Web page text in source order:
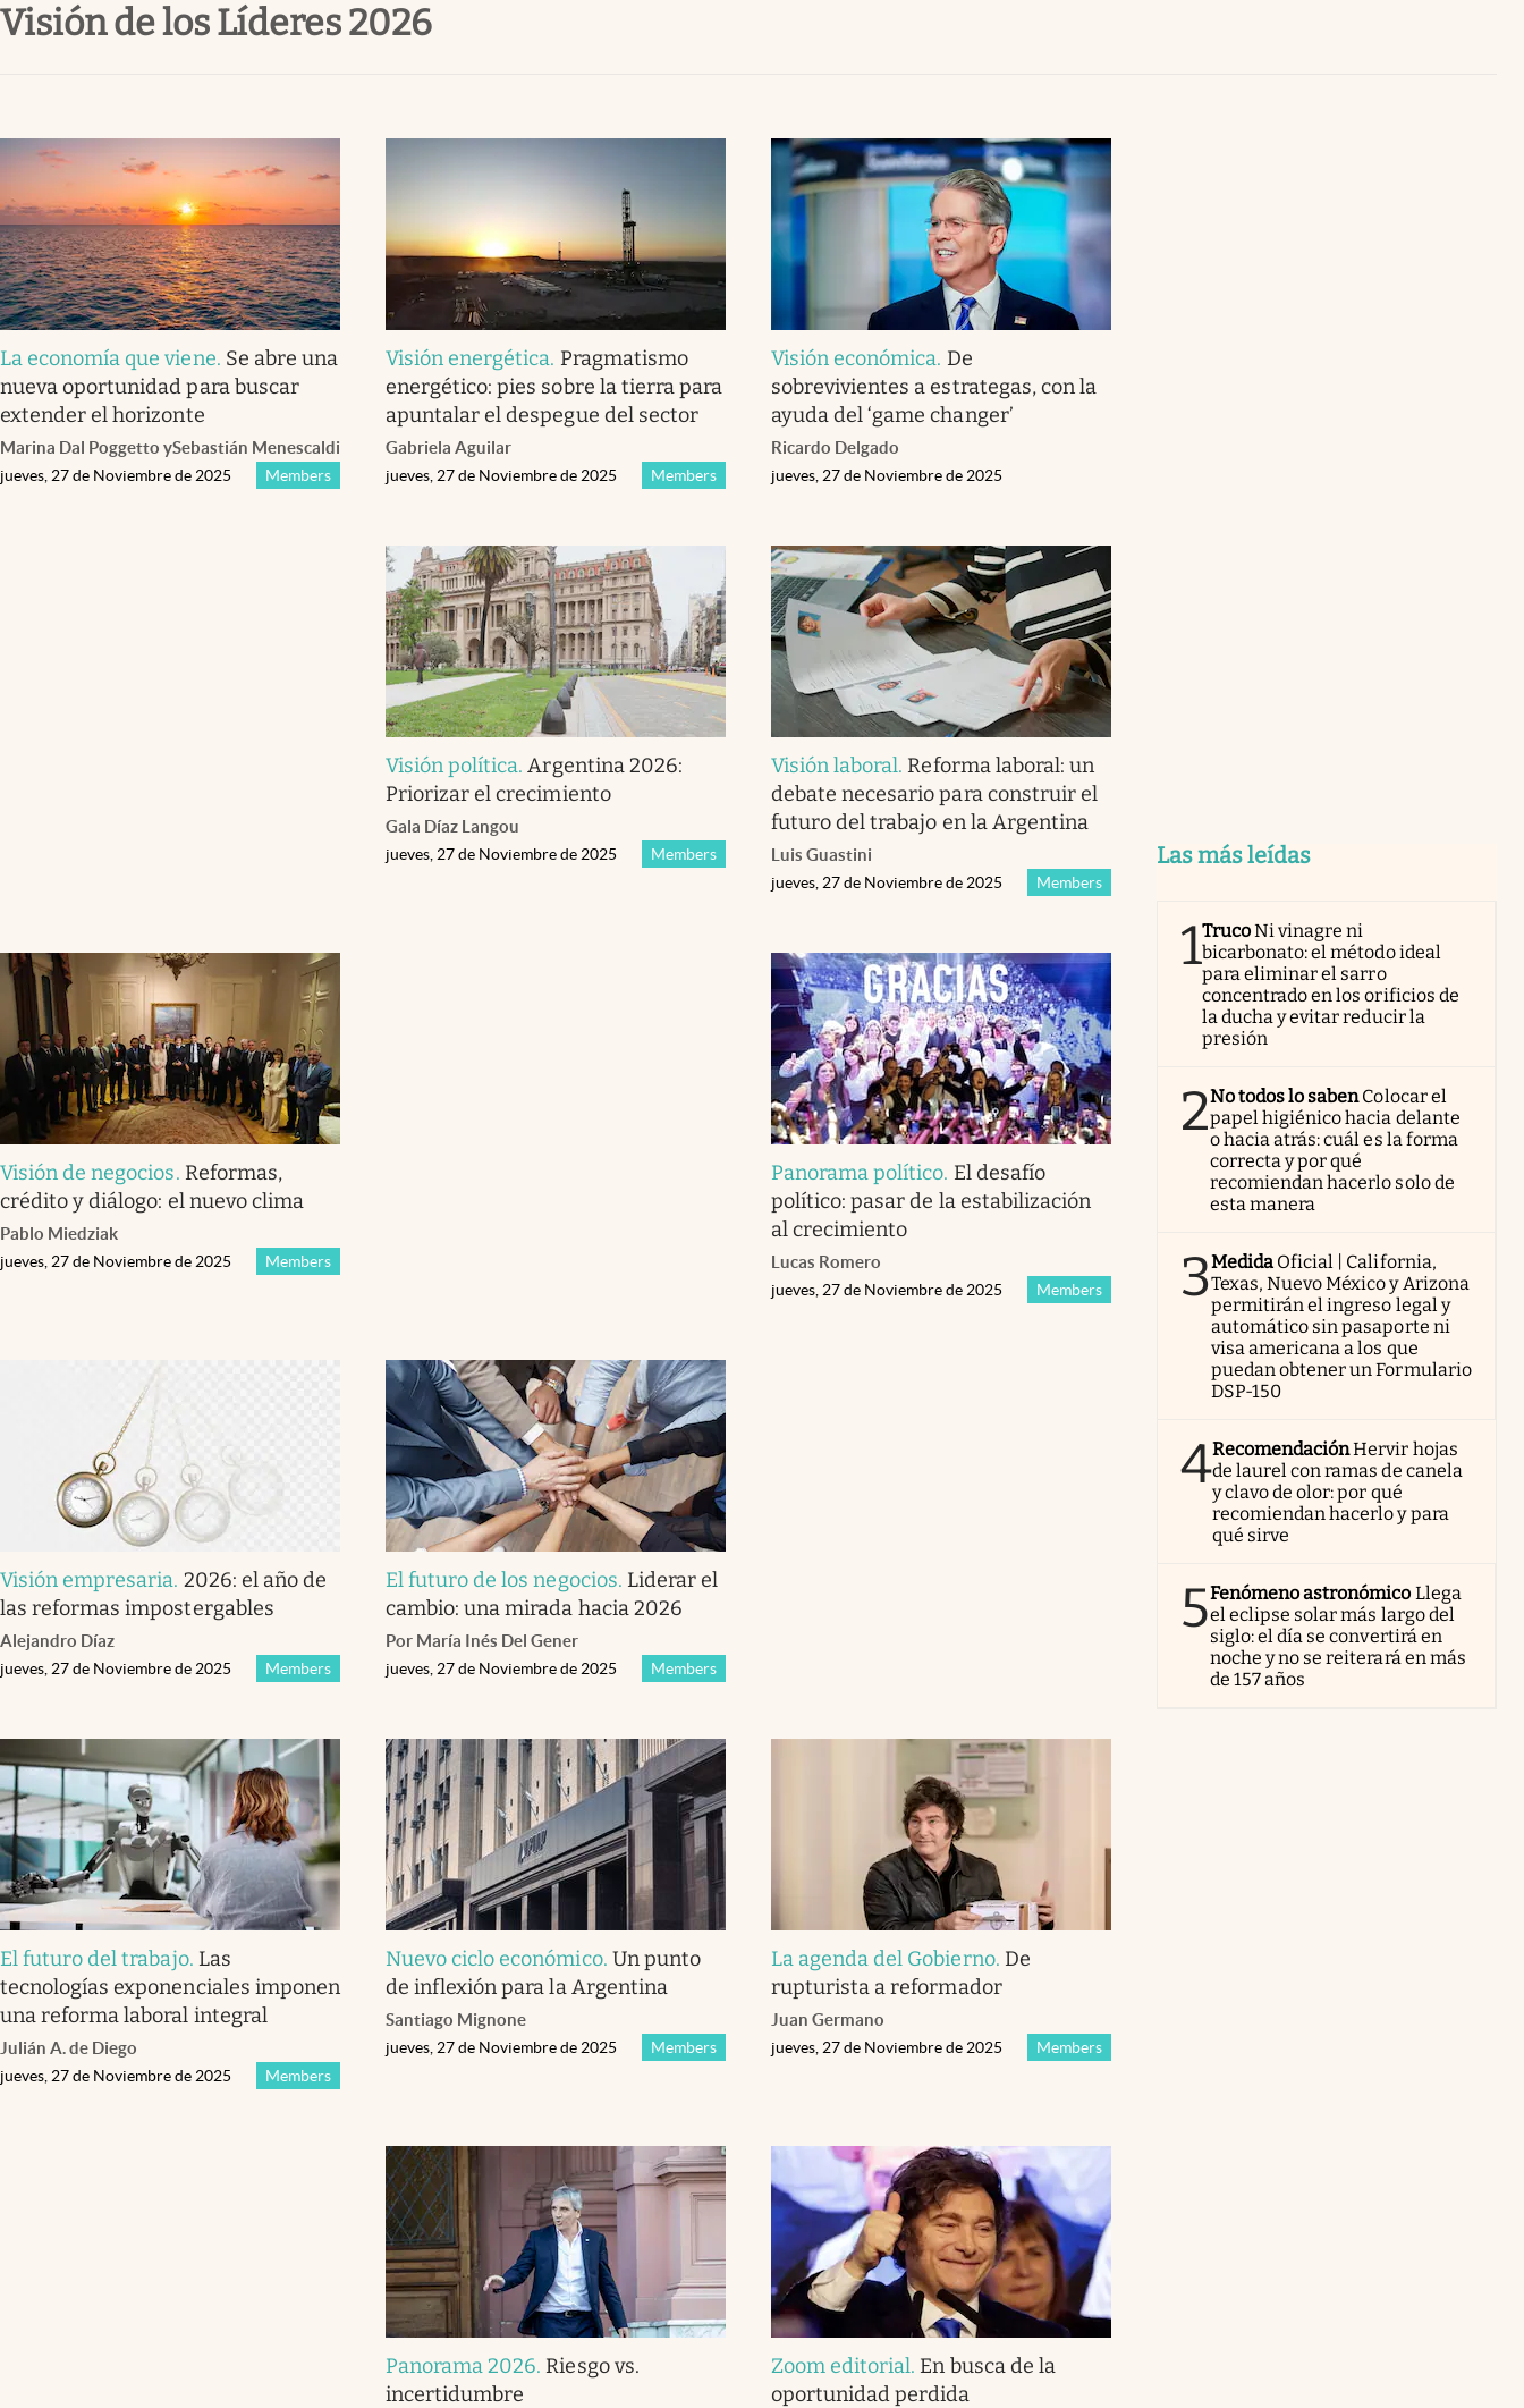
Infotechnology
Mundial 2026
El Cronista Studio
Mediakit
abre en nueva pestaña
Visión de los Líderes 2026
La economía que viene. Se abre una
nueva oportunidad para buscar
extender el horizonte
Marina Dal Poggetto ySebastián Menescaldi
Members
jueves, 27 de Noviembre de 2025
Visión energética. Pragmatismo
energético: pies sobre la tierra para
apuntalar el despegue del sector
Gabriela Aguilar
Members
jueves, 27 de Noviembre de 2025
Visión económica. De
sobrevivientes a estrategas, con la
ayuda del ‘game changer’
Ricardo Delgado
jueves, 27 de Noviembre de 2025
Visión política.Argentina 2026:
Priorizar el crecimiento
Gala Díaz Langou
Members
jueves, 27 de Noviembre de 2025
Visión laboral. Reforma laboral: un
debate necesario para construir el
futuro del trabajo en la Argentina
Luis Guastini
Members
jueves, 27 de Noviembre de 2025
Visión de negocios. Reformas,
crédito y diálogo: el nuevo clima
Pablo Miedziak
Members
jueves, 27 de Noviembre de 2025
Panorama político. El desafío
político: pasar de la estabilización
al crecimiento
Lucas Romero
Members
jueves, 27 de Noviembre de 2025
Visión empresaria. 2026: el año de
las reformas impostergables
Alejandro Díaz
Members
jueves, 27 de Noviembre de 2025
El futuro de los negocios. Liderar el
cambio: una mirada hacia 2026
Por María Inés Del Gener
Members
jueves, 27 de Noviembre de 2025
El futuro del trabajo. Las
tecnologías exponenciales imponen
una reforma laboral integral
Julián A. de Diego
Members
jueves, 27 de Noviembre de 2025
Nuevo ciclo económico. Un punto
de inflexión para la Argentina
Santiago Mignone
Members
jueves, 27 de Noviembre de 2025
La agenda del Gobierno. De
rupturista a reformador
Juan Germano
Members
jueves, 27 de Noviembre de 2025
Panorama 2026. Riesgo vs.
incertidumbre
Zoom editorial. En busca de la
oportunidad perdida
Las más leídas
1TrucoNi vinagre ni
bicarbonato: el método ideal
para eliminar el sarro
concentrado en los orificios de
la ducha y evitar reducir la
presión
2No todos lo sabenColocar el
papel higiénico hacia delante
o hacia atrás: cuál es la forma
correcta y por qué
recomiendan hacerlo solo de
esta manera
3Medida Oficial | California,
Texas, Nuevo México y Arizona
permitirán el ingreso legal y
automático sin pasaporte ni
visa americana a los que
puedan obtener un Formulario
DSP-150
4RecomendaciónHervir hojas
de laurel con ramas de canela
y clavo de olor: por qué
recomiendan hacerlo y para
qué sirve
5Fenómeno astronómico Llega
el eclipse solar más largo del
siglo: el día se convertirá en
noche y no se reiterará en más
de 157 años